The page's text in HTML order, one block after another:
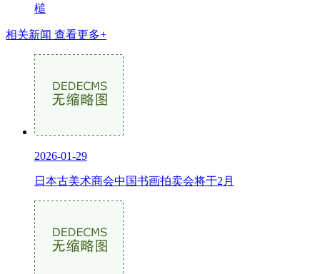
槌
相关新闻 查看更多+
2026-01-29
日本古美术商会中国书画拍卖会将于2月